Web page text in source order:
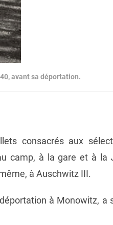
avant sa déportation.
consacrés aux
camp, à la gare et à la
à Auschwitz III.
à Monowitz, a